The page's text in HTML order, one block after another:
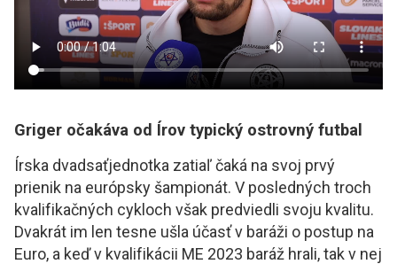
Griger očakáva od Írov typický ostrovný futbal
Írska dvadsaťjednotka zatiaľ čaká na svoj prvý
prienik na európsky šampionát. V posledných troch
kvalifikačných cykloch však predviedli svoju kvalitu.
Dvakrát im len tesne ušla účasť v baráži o postup na
Euro, a keď v kvalifikácii ME 2023 baráž hrali, tak v nej